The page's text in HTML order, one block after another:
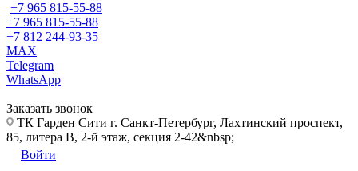
+7 965 815-55-88
+7 965 815-55-88
+7 812 244-93-35
MAX
Telegram
WhatsApp
Заказать звонок
ТК Гарден Сити г. Санкт-Петербург, Лахтинский проспект,
85, литера В, 2-й этаж, секция 2-42&nbsp;
Войти